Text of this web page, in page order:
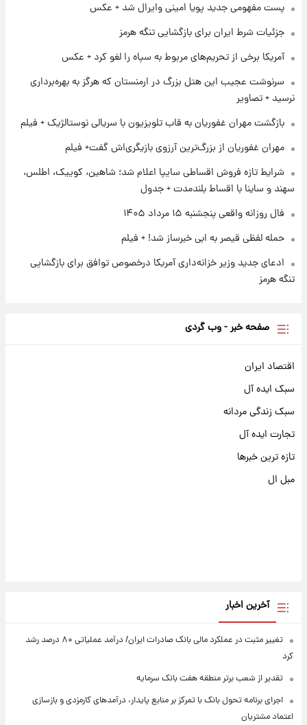
کار استقلال و رامین رضاییان رسما تمام شد +
عکس / خداحافظی صمیمانه آبی ها با رامین!
۱ روز پیش
آتش اختلاف در اینستاگرام؛ تمجید از حردانی به
مذاق رضاییان خوش نیامد+عکس
۱ روز پیش
۱۲۹۰ شمسی
پست مفهومی جدید پویا امینی وایرال شد + عکس
جزئیات شرط ایران برای بازگشایی تنگه هرمز
آمریکا برخی از تحریم‌های مربوط به سپاه را لغو کرد + عکس
سرنوشت عجیب این هتل بزرگ در ارمنستان که هرگز به بهره‌برداری
نرسید + تصاویر
بازگشت مهران غفوریان به قاب تلویزیون با سریالی نوستالژیک + فیلم
مهران غفوریان از بزرگ‌ترین آرزوی بازیگری‌اش گفت+ فیلم
شرایط تازه فروش اقساطی سایپا اعلام شد؛ شاهین، کوییک، اطلس،
سهند و ساینا با اقساط بلندمدت + جدول
فال روزانه واقعی پنجشنبه ۱۵ مرداد ۱۴۰۵
حمله لفظی قیصر به ابی خبرساز شد! + فیلم
ادعای جدید وزیر خزانه‌داری آمریکا درخصوص توافق برای بازگشایی
تنگه هرمز
صفحه خبر - وب گردی
اقتصاد ایران
سبک ایده آل
سبک زندگی مردانه
تجارت ایده آل
تازه ترین خبرها
مبل ال
آخرین اخبار
تغییر مثبت در عملکرد مالی بانک صادرات ایران/ درآمد عملیاتی ۸۰ درصد رشد
کرد
تقدیر از شعب برتر منطقه هفت بانک سرمایه
اجرای برنامه تحول بانک با تمرکز بر منابع پایدار، درآمدهای کارمزدی و بازسازی
اعتماد مشتریان